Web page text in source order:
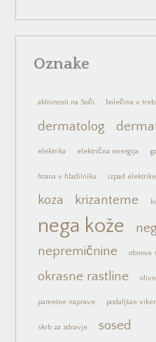
Oznake
aktivnosti na Soči bolečina v
dermatolog
elektrika električna energija
hrana v hladilniku izpad elektrike
koza
krizanteme
nega kože
nepremičnine
obnova
okrasne rastline
pametne naprave podaljšan
skrb za zdravje sosed